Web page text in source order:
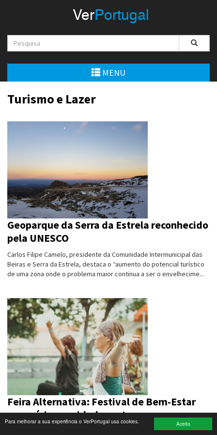
Aceito
Para melhorar a sua experiência o VerPortugal usa cookies.
Empreendedorismo
Economia
Gastronomia
Telecomunicações
Turismo e Lazer
Desporto
Electrónica e Informática
Saúde
Banca e Seguros
Moda e Design
Ciência e Investigação
Multimédia
Sugestões
VerPortugal
MENU
Turismo e Lazer
Geoparque da Serra da Estrela reconhecido
pela UNESCO
Carlos Filipe Camelo, presidente da Comunidade Intermunicipal das
Beiras e Serra da Estrela, destaca o “aumento do potencial turístico
de uma zona onde o problema maior continua a ser o envelhecime...
Feira Alternativa: Festival de Bem-Estar
com várias novidades este ano
A edição 2019 da Feira Alternativa – Festival de Bem-Estar em Lisboa,